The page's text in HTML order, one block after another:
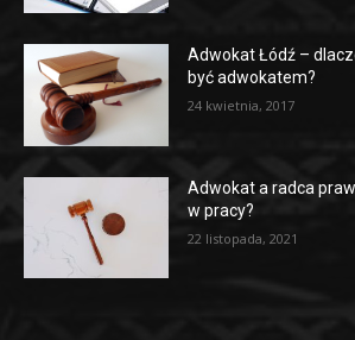
Adwokat Łódź –
być adwokatem?
24 kwietnia, 2017
Adwokat a radca
w pracy?
22 listopada, 2021